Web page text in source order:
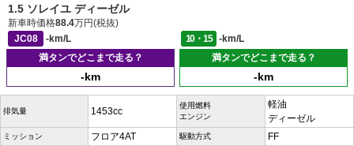
1.5 ソレイユ ディーゼル
新車時価格88.4万円(税抜)
JC08
-km/L 10・15
-km/L
満タンでどこまで走る？
-km
満タンでどこまで走る？
-km
排気量 1453cc
使用燃料
エンジン
軽油
ディーゼル
ミッション フロア4AT 駆動方式 FF